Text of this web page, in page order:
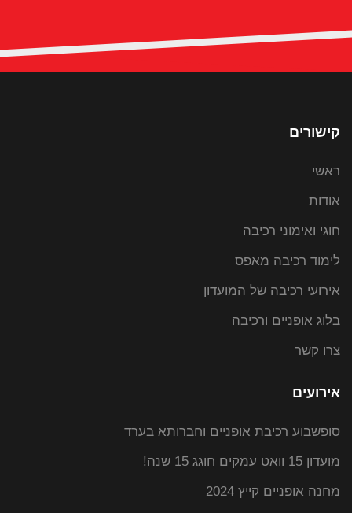
קישורים
ראשי
אודות
חוגי ואימוני רכיבה
לימוד רכיבה מאפס
אירועי רכיבה של המועדון
בלוג אופניים ורכיבה
צרו קשר
אירועים
סופשבוע רכיבת אופניים וחברותא בערד
מועדון 15 וואט עמקים חוגג 15 שנה!
מחנה אופניים קייץ 2024